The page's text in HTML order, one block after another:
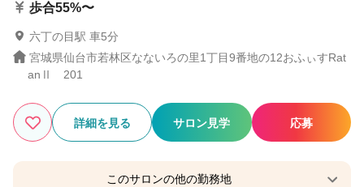
歩合55%〜
六丁の目駅 車5分
宮城県仙台市若林区なないろの里1丁目9番地の12おふぃすRat
anⅡ 201
詳細を見る サロン見学 応募
このサロンの他の勤務地